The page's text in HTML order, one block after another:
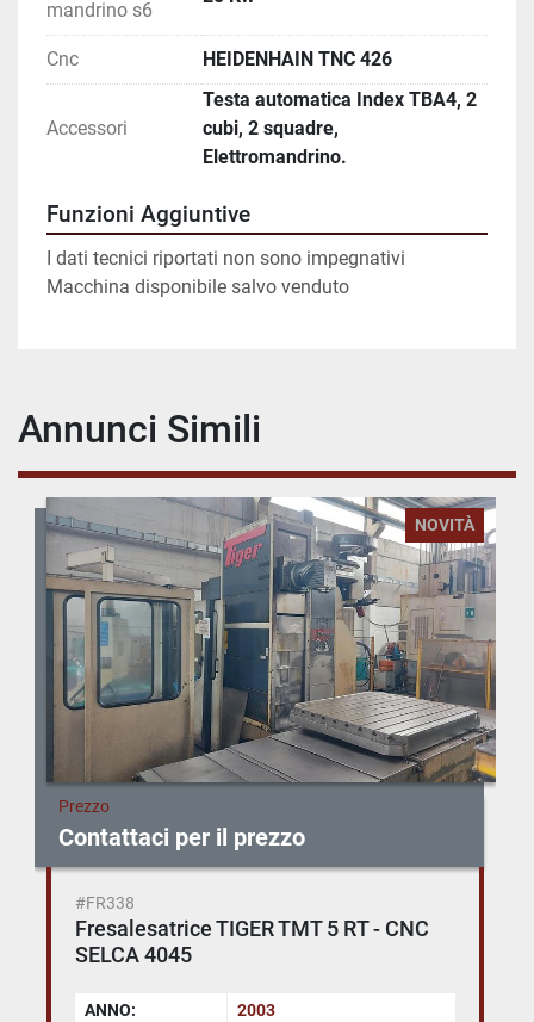
mandrino s6
Cnc HEIDENHAIN TNC 426
Accessori
Testa automatica Index TBA4, 2
cubi, 2 squadre,
Elettromandrino.
Funzioni Aggiuntive
I dati tecnici riportati non sono impegnativi
Macchina disponibile salvo venduto
Annunci Simili
NOVITÀ
Prezzo
Contattaci per il prezzo
#FR338
Fresalesatrice TIGER TMT 5 RT - CNC
SELCA 4045
ANNO:
2003